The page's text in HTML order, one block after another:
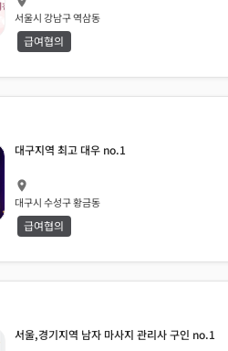
서울시 강남구 역삼동
급여협의
대구지역 최고 대우 no.1
대구시 수성구 황금동
급여협의
서울,경기지역 남자 마사지 관리사 구인 no.1